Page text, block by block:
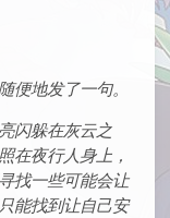
便地发了一句。
闪躲在灰云之
在夜行人身上，
找一些可能会让
能找到让自己安